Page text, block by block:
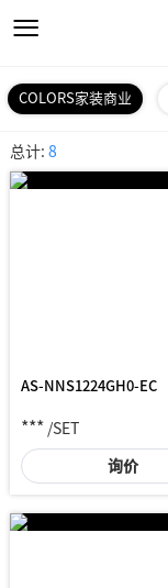
COLORS家装商业
总计: 8
AS-NNS1224GH0-EC
*** /SET
询价